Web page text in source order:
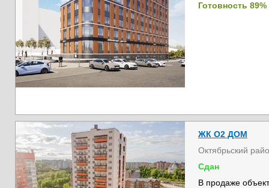
Готовность 89%
ЖК О2 ДОМ
Октябрьский
Сдан
В продаже